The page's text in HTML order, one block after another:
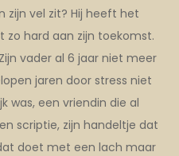
zijn vel zit? Hij heeft het
zo hard aan zijn toekomst.
vader al 6 jaar niet meer
jaren door stress niet
was, een vriendin die al
scriptie, zijn handeltje dat
doet met een lach maar